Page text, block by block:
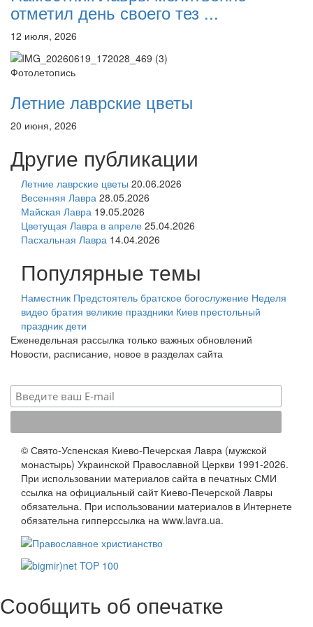
отметил день своего тез ...
12 июля, 2026
Фотолетопись
Летние лаврские цветы
20 июня, 2026
Другие публикации
Летние лаврские цветы 20.06.2026
Весенняя Лавра 28.05.2026
Майская Лавра 19.05.2026
Цветущая Лавра в апреле 25.04.2026
Пасхальная Лавра 14.04.2026
Популярные темы
Наместник Предстоятель братское богослужение Неделя
видео братия великие праздники Киев престольный
праздник дети
Еженедельная рассылка только важных обновлений
Новости, расписание, новое в разделах сайта
© Свято-Успенская Киево-Печерская Лавра (мужской
монастырь) Украинской Православной Церкви 1991-2026.
При использовании материалов сайта в печатных СМИ
ссылка на официальный сайт Киево-Печерской Лавры
обязательна. При использовании материалов в Интернете
обязательна гипперссылка на www.lavra.ua.
Сообщить об опечатке